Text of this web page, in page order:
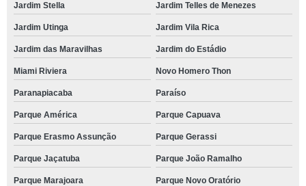
Jardim Stella Jardim Telles de Menezes
Jardim Utinga Jardim Vila Rica
Jardim das Maravilhas Jardim do Estádio
Miami Riviera Novo Homero Thon
Paranapiacaba Paraíso
Parque América Parque Capuava
Parque Erasmo Assunção Parque Gerassi
Parque Jaçatuba Parque João Ramalho
Parque Marajoara Parque Novo Oratório